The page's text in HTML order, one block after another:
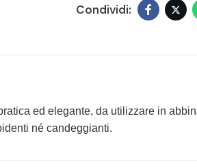
ed elegante, da utilizzare in
né candeggianti.